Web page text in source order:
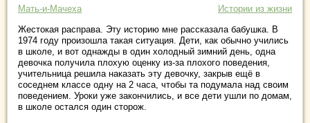
Мать-и-Мачеха
Истории из жизни
Жестокая расправа. Эту историю мне рассказала бабушка. В
1974 году произошла такая ситуация. Дети, как обычно учились
в школе, и вот однажды в один холодный зимний день, одна
девочка получила плохую оценку из-за плохого поведения,
учительница решила наказать эту девочку, закрыв ещё в
соседнем классе одну на 2 часа, чтобы та подумала над своим
поведением. Уроки уже закончились, и все дети ушли по домам,
в школе остался один сторож.